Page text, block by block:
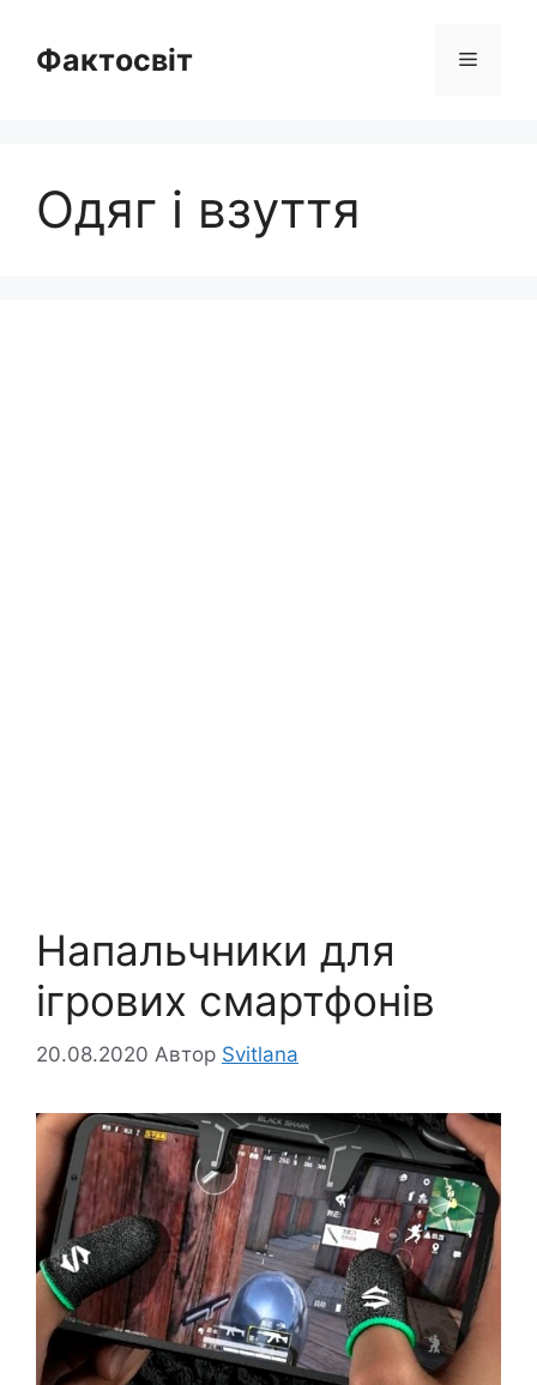
вмістуФактосвіт Меню
Одяг і взуття
Напальчники для
ігрових смартфонів
20.08.2020 Автор Svitlana